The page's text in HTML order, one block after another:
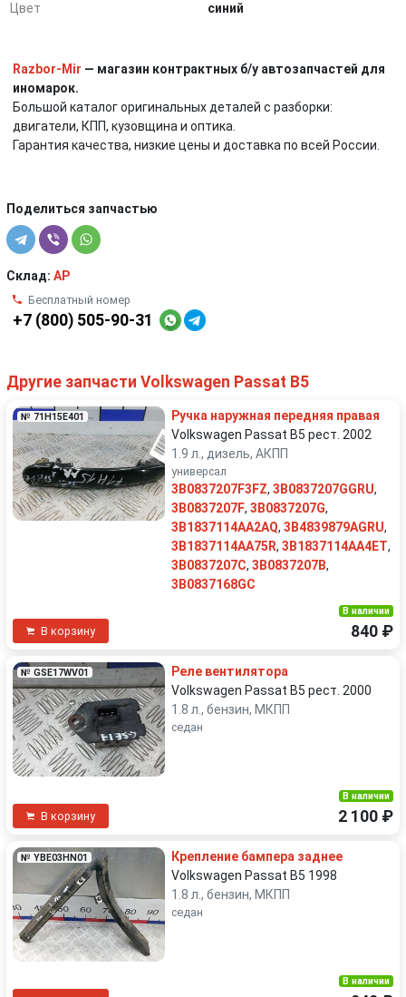
Цвет
синий
Razbor-Mir — магазин контрактных б/у автозапчастей для
иномарок.
Большой каталог оригинальных деталей с разборки:
двигатели, КПП, кузовщина и оптика.
Гарантия качества, низкие цены и доставка по всей России.
Поделиться запчастью
Склад: AP
Бесплатный номер
+7 (800) 505-90-31
Другие запчасти Volkswagen Passat B5
№ 71H15E401
Ручка наружная передняя правая
Volkswagen Passat B5 рест. 2002
1.9 л., дизель, АКПП
универсал
3B0837207F3FZ, 3B0837207GGRU,
3B0837207F, 3B0837207G,
3B1837114AA2AQ, 3B4839879AGRU,
3B1837114AA75R, 3B1837114AA4ET,
3B0837207C, 3B0837207B,
3B0837168GC
В корзину
В наличии
840 ₽
№ GSE17WV01
Реле вентилятора
Volkswagen Passat B5 рест. 2000
1.8 л., бензин, МКПП
седан
В корзину
В наличии
2 100 ₽
№ YBE03HN01
Крепление бампера заднее
Volkswagen Passat B5 1998
1.8 л., бензин, МКПП
седан
В наличии